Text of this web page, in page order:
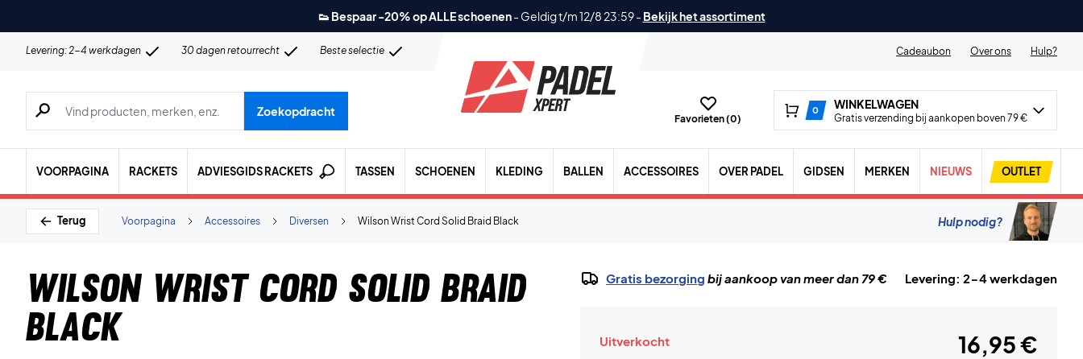
👟 Bespaar -20% op ALLE schoenen- Geldig t/m 12/8 23:59- Bekijk het assortiment
Levering: 2-4 werkdagen 30 dagen retourrecht Beste selectie Cadeaubon Over ons Hulp?
Zoeken naar producten, merken etc.
Zoekopdracht
Favorieten (0)
0 WINKELWAGEN
Gratis verzending bij aankopen boven 79 €
VOORPAGINA RACKETS ADVIESGIDS RACKETS TASSEN SCHOENEN KLEDING BALLEN ACCESSOIRES OVER PADEL GIDSEN MERKEN NIEUWS OUTLET
Terug Wilson Wrist Cord Solid Braid Black
Diversen
Accessoires
Voorpagina Hulp nodig?
Wilson Wrist Cord Solid Braid
Black
Gratis bezorging bij aankoop van meer dan 79 € Levering: 2-4 werkdagen
Uitverkocht 16,95 €